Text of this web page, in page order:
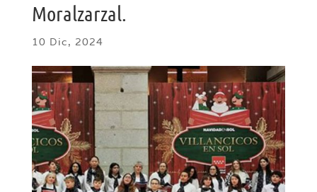
Moralzarzal.
10 Dic, 2024